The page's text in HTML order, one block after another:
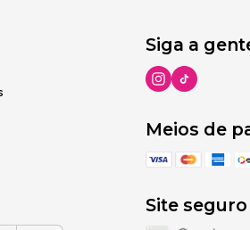
Siga a
Meios de
Site seguro